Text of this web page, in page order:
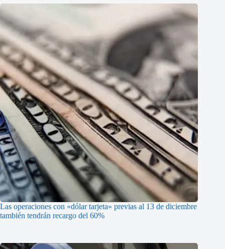
Las operaciones con «dólar tarjeta» previas al 13 de diciembre
también tendrán recargo del 60%